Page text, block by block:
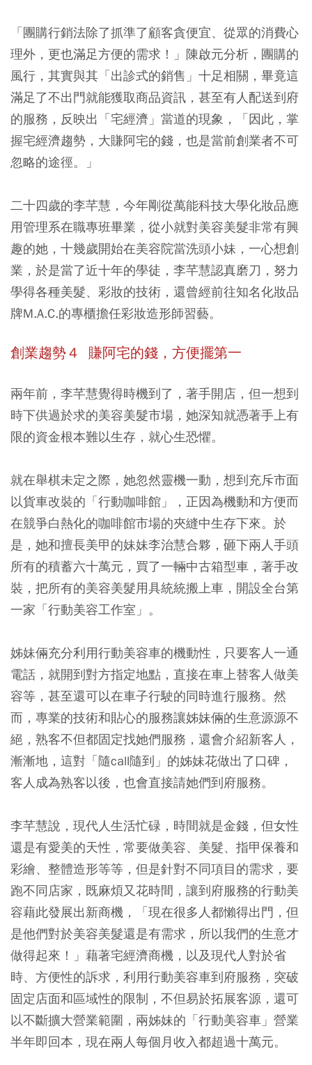
「團購行銷法除了抓準了顧客貪便宜、從眾的消費心
理外，更也滿足方便的需求！」陳啟元分析，團購的
風行，其實與其「出診式的銷售」十足相關，畢竟這
滿足了不出門就能獲取商品資訊，甚至有人配送到府
的服務，反映出「宅經濟」當道的現象，「因此，掌
握宅經濟趨勢，大賺阿宅的錢，也是當前創業者不可
忽略的途徑。」
二十四歲的李芊慧，今年剛從萬能科技大學化妝品應
用管理系在職專班畢業，從小就對美容美髮非常有興
趣的她，十幾歲開始在美容院當洗頭小妹，一心想創
業，於是當了近十年的學徒，李芊慧認真磨刀，努力
學得各種美髮、彩妝的技術，還曾經前往知名化妝品
牌M.A.C.的專櫃擔任彩妝造形師習藝。
創業趨勢４ 賺阿宅的錢，方便擺第一
兩年前，李芊慧覺得時機到了，著手開店，但一想到
時下供過於求的美容美髮市場，她深知就憑著手上有
限的資金根本難以生存，就心生恐懼。
就在舉棋未定之際，她忽然靈機一動，想到充斥市面
以貨車改裝的「行動咖啡館」，正因為機動和方便而
在競爭白熱化的咖啡館市場的夾縫中生存下來。於
是，她和擅長美甲的妹妹李治慧合夥，砸下兩人手頭
所有的積蓄六十萬元，買了一輛中古箱型車，著手改
裝，把所有的美容美髮用具統統搬上車，開設全台第
一家「行動美容工作室」。
姊妹倆充分利用行動美容車的機動性，只要客人一通
電話，就開到對方指定地點，直接在車上替客人做美
容等，甚至還可以在車子行駛的同時進行服務。然
而，專業的技術和貼心的服務讓姊妹倆的生意源源不
絕，熟客不但都固定找她們服務，還會介紹新客人，
漸漸地，這對「隨call隨到」的姊妹花做出了口碑，
客人成為熟客以後，也會直接請她們到府服務。
李芊慧說，現代人生活忙碌，時間就是金錢，但女性
還是有愛美的天性，常要做美容、美髮、指甲保養和
彩繪、整體造形等等，但是針對不同項目的需求，要
跑不同店家，既麻煩又花時間，讓到府服務的行動美
容藉此發展出新商機，「現在很多人都懶得出門，但
是他們對於美容美髮還是有需求，所以我們的生意才
做得起來！」藉著宅經濟商機，以及現代人對於省
時、方便性的訴求，利用行動美容車到府服務，突破
固定店面和區域性的限制，不但易於拓展客源，還可
以不斷擴大營業範圍，兩姊妹的「行動美容車」營業
半年即回本，現在兩人每個月收入都超過十萬元。